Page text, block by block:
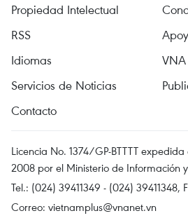
Propiedad Intelectual
RSS
Idiomas
VNA
Servicios de Noticias
Contacto
Licencia No. 1374/GP-BTTTT
2008 por el Ministerio de Información
Tel.: (024) 39411349 - (024) 39411348,
Correo: vietnamplus@vnanet.vn